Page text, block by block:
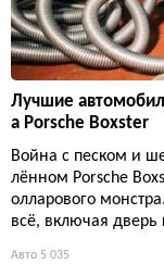
Лучшие
а Porsche Boxster
Война с песком и
лённом Porsche
олларового
всё, включая дверь
Авто 5 035